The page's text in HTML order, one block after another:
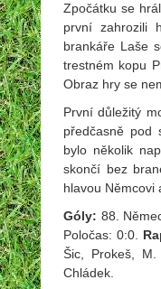
Zpočátku se
první zahrozili
brankáře Laše
trestném kopu
Obraz hry se
První důležitý
předčasně pod
bylo několik
skončí bez
hlavou Němcovi
Góly: 88.
Poločas: 0:0.
Šic, Prokeš, M.
Chládek.